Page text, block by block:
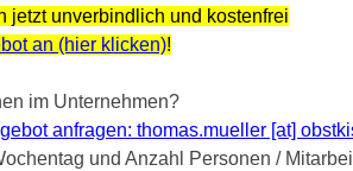
jetzt unverbindlich und kostenfrei
an (hier klicken)!
im Unternehmen?
anfragen: thomas.mueller [at]
und Anzahl Personen /